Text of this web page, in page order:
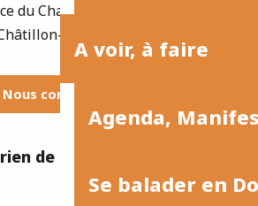
A voir, à faire
Agenda,
Se balader en
du Champ de Foire
sur-Chalaronne
Nous contacter
de l'actualité de la